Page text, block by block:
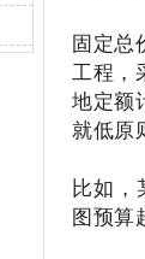
固定总
工程，
地定额
就低原
比如，
图预算